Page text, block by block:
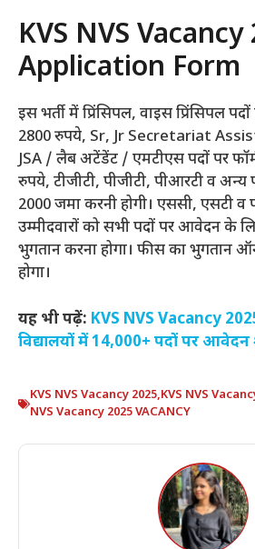
KVS NVS Vacancy
Application Form
इस भर्ती में प्रिंसिपल, वाइस प्रिंसिपल
2800 रुपये, Sr, Jr Secretariat
JSA / लैब अटेंडेंट / एमटीएस पदों पर
रुपये, टीजीटी, पीजीटी, पीआरटी व
2000 जमा करनी होगी। एससी, एसटी
उम्मीदवारों को सभी पदों पर आवेदन के
भुगतान करना होगा। फीस का भुगतान
होगा।
यह भी पढ़ें: KVS NVS Vacancy
विद्यालयों में 14,000+ पदों पर
KVS NVS Vacancy 2025,KVS NVS
NVS Vacancy 2025 VACANCY